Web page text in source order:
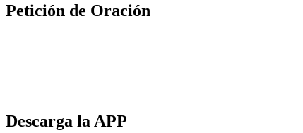
Petición de Oración
Descarga la APP